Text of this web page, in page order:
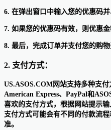
6. 在弹出窗口中输入您的优惠码并
7. 如果您的优惠码有效，则优惠
8. 最后，完成订单并支付您的购物
2. 支付方式：
US.ASOS.COM网站支持多种支付
American Express、PayPal和
喜欢的支付方式，根据网站提示
支付方式可能会有不同的付款流
准。